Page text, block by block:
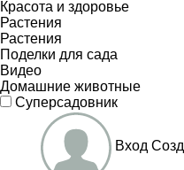
Красота и здоровье
Растения
Растения
Поделки для сада
Видео
Домашние животные
Суперсадовник
Вход